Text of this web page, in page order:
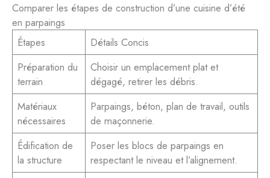
Comparer les étapes de construction d’une cuisine d’été
en parpaings
Étapes
Détails Concis
Préparation du
terrain
Choisir un emplacement plat et
dégagé, retirer les débris.
Matériaux
nécessaires
Parpaings, béton, plan de travail, outils
de maçonnerie.
Édification de
la structure
Poser les blocs de parpaings en
respectant le niveau et l’alignement.